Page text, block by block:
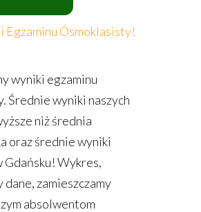
Egzaminu Ósmoklasisty!
wyniki egzaminu
Średnie wyniki naszych
niż średnia
oraz średnie wyniki
Gdańsku! Wykres,
zamieszczamy
absolwentom